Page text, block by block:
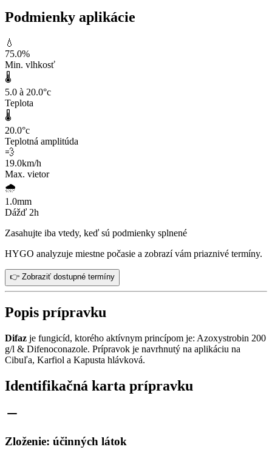
Podmienky aplikácie
💧
75.0%
Min. vlhkosť
🌡️
5.0 à 20.0°c
Teplota
🌡️
20.0°c
Teplotná amplitúda
💨
19.0km/h
Max. vietor
🌧️
1.0mm
Dážď 2h
Zasahujte iba vtedy, keď sú podmienky splnené
HYGO analyzuje miestne počasie a zobrazí vám priaznivé termíny.
👉 Zobraziť dostupné termíny
Popis prípravku
Difaz je fungicíd, ktorého aktívnym princípom je: Azoxystrobin 200
g/l & Difenoconazole. Prípravok je navrhnutý na aplikáciu na
Cibuľa, Karfiol a Kapusta hlávková.
Identifikačná karta prípravku
Zloženie: účinných látok